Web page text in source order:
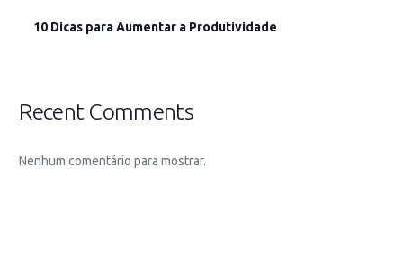
10 Dicas para Aumentar a Produtividade
Recent Comments
Nenhum comentário para mostrar.